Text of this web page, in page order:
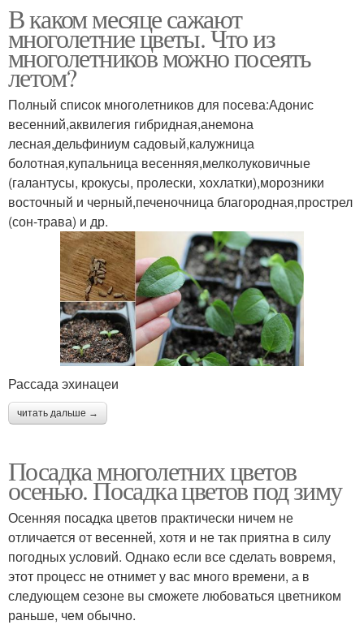
В каком месяце сажают
многолетние цветы. Что из
многолетников можно посеять
летом?
Полный список многолетников для посева:Адонис
весенний,аквилегия гибридная,анемона
лесная,дельфиниум садовый,калужница
болотная,купальница весенняя,мелколуковичные
(галантусы, крокусы, пролески, хохлатки),морозники
восточный и черный,печеночница благородная,прострел
(сон-трава) и др.
Рассада эхинацеи
читать дальше →
Посадка многолетних цветов
осенью. Посадка цветов под зиму
Осенняя посадка цветов практически ничем не
отличается от весенней, хотя и не так приятна в силу
погодных условий. Однако если все сделать вовремя,
этот процесс не отнимет у вас много времени, а в
следующем сезоне вы сможете любоваться цветником
раньше, чем обычно.